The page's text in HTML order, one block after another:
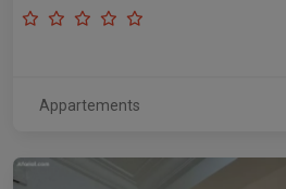
Appartements